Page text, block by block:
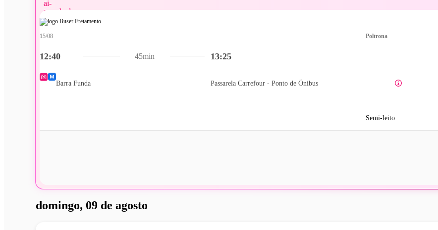
12:40
15/08
Barra Funda
13:25
Passarela Carrefour - Ponto de Ônibus
45min
Poltrona
Semi-leito
domingo, 09 de agosto